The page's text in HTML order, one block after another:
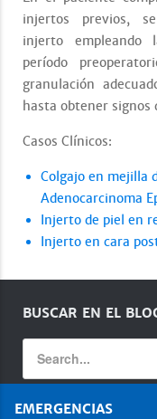
injertos previos, se
injerto empleando
período
granulación
hasta obtener signos
Casos Clínicos:
Colgajo en mejilla
Adenocarcinoma
Injerto de piel en
Injerto en cara
BUSCAR EN EL
EMERGENCIAS